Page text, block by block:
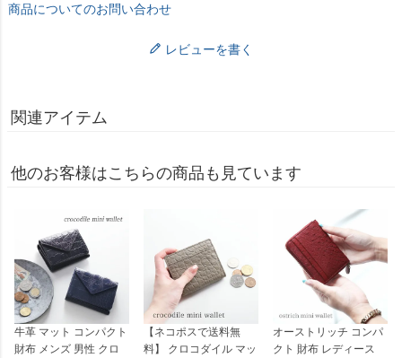
商品についてのお問い合わせ
レビューを書く
関連アイテム
他のお客様はこちらの商品も見ています
牛革 マット コンパクト
財布 メンズ 男性 クロ
【ネコポスで送料無
料】 クロコダイル マッ
オーストリッチ コンパ
クト 財布 レディース